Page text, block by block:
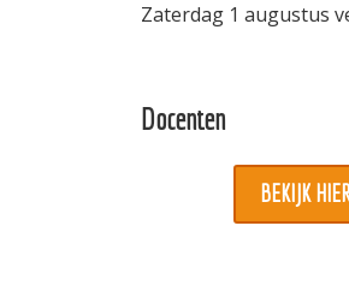
Zaterdag 1 augustus
Docenten
BEKIJK